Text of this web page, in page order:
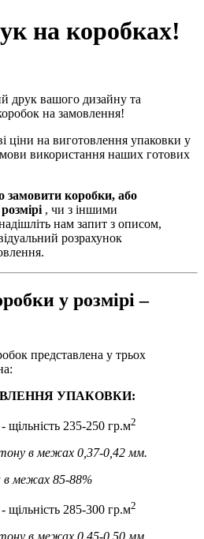
на коробках!
друк вашого дизайну та
на замовлення!
ціни на виготовлення упаковки у
використання наших готових
замовити коробки, або
, чи з іншими
нам запит з описом,
розрахунок
у розмірі –
представлена у трьох
УПАКОВКИ:
235-250 гр.м2
в межах 0,37-0,42 мм.
в межах 85-88%
285-300 гр.м2